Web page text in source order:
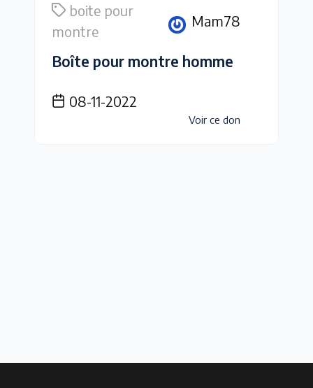
boite pour
montre
Mam78
Boîte pour montre homme
08-11-2022
Voir ce don